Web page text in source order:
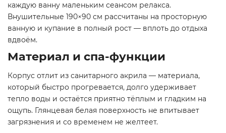
каждую ванну маленьким сеансом релакса.
Внушительные 190×90 см рассчитаны на просторную
ванную и купание в полный рост — вплоть до отдыха
вдвоём.
Материал и спа-функции
Корпус отлит из санитарного акрила — материала,
который быстро прогревается, долго удерживает
тепло воды и остаётся приятно тёплым и гладким на
ощупь. Глянцевая белая поверхность не впитывает
загрязнения и со временем не желтеет.